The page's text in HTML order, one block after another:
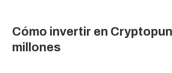
Cómo invertir en
millones